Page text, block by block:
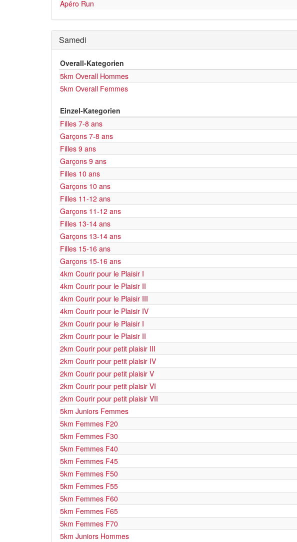
Apéro Run
Samedi
Overall-Kategorien
5km Overall Hommes
5km Overall Femmes
Einzel-Kategorien
Filles 7-8 ans
Garçons 7-8 ans
Filles 9 ans
Garçons 9 ans
Filles 10 ans
Garçons 10 ans
Filles 11-12 ans
Garçons 11-12 ans
Filles 13-14 ans
Garçons 13-14 ans
Filles 15-16 ans
Garçons 15-16 ans
4km Courir pour le Plaisir I
4km Courir pour le Plaisir II
4km Courir pour le Plaisir III
4km Courir pour le Plaisir IV
2km Courir pour le Plaisir I
2km Courir pour le Plaisir II
2km Courir pour petit plaisir III
2km Courir pour petit plaisir IV
2km Courir pour petit plaisir V
2km Courir pour petit plaisir VI
2km Courir pour petit plaisir VII
5km Juniors Femmes
5km Femmes F20
5km Femmes F30
5km Femmes F40
5km Femmes F45
5km Femmes F50
5km Femmes F55
5km Femmes F60
5km Femmes F65
5km Femmes F70
5km Juniors Hommes